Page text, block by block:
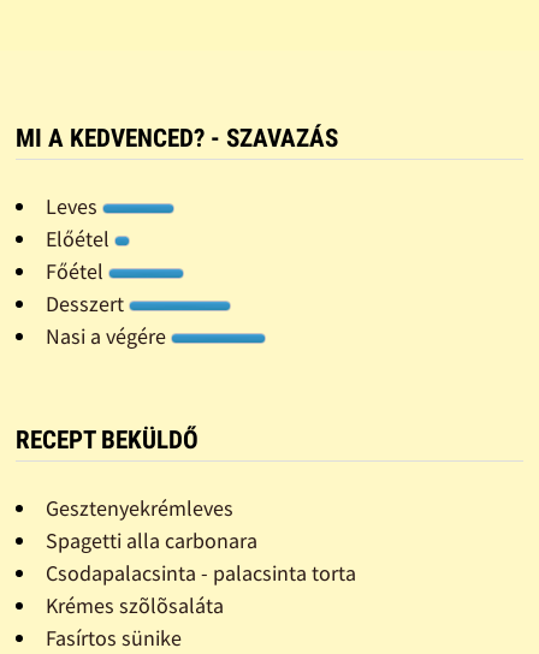
MI A KEDVENCED? - SZAVAZÁS
Leves
Előétel
Főétel
Desszert
Nasi a végére
RECEPT BEKÜLDŐ
Gesztenyekrémleves
Spagetti alla carbonara
Csodapalacsinta - palacsinta torta
Krémes szõlõsaláta
Fasírtos sünike